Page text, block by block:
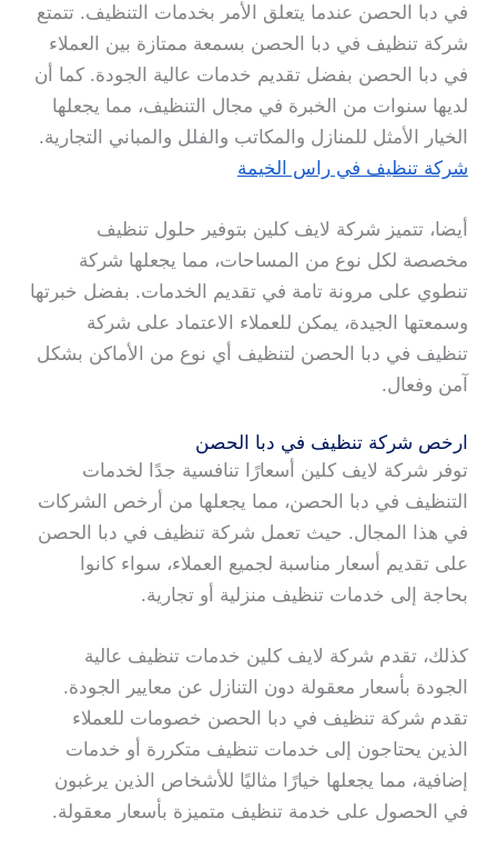
في دبا الحصن عندما يتعلق الأمر بخدمات التنظيف. تتمتع
شركة تنظيف في دبا الحصن بسمعة ممتازة بين العملاء
في دبا الحصن بفضل تقديم خدمات عالية الجودة. كما أن
لديها سنوات من الخبرة في مجال التنظيف، مما يجعلها
الخيار الأمثل للمنازل والمكاتب والفلل والمباني التجارية.
شركة تنظيف في راس الخيمة
أيضا، تتميز شركة لايف كلين بتوفير حلول تنظيف
مخصصة لكل نوع من المساحات، مما يجعلها شركة
تنطوي على مرونة تامة في تقديم الخدمات. بفضل خبرتها
وسمعتها الجيدة، يمكن للعملاء الاعتماد على شركة
تنظيف في دبا الحصن لتنظيف أي نوع من الأماكن بشكل
آمن وفعال.
ارخص شركة تنظيف في دبا الحصن
توفر شركة لايف كلين أسعارًا تنافسية جدًا لخدمات
التنظيف في دبا الحصن، مما يجعلها من أرخص الشركات
في هذا المجال. حيث تعمل شركة تنظيف في دبا الحصن
على تقديم أسعار مناسبة لجميع العملاء، سواء كانوا
بحاجة إلى خدمات تنظيف منزلية أو تجارية.
كذلك، تقدم شركة لايف كلين خدمات تنظيف عالية
الجودة بأسعار معقولة دون التنازل عن معايير الجودة.
تقدم شركة تنظيف في دبا الحصن خصومات للعملاء
الذين يحتاجون إلى خدمات تنظيف متكررة أو خدمات
إضافية، مما يجعلها خيارًا مثاليًا للأشخاص الذين يرغبون
في الحصول على خدمة تنظيف متميزة بأسعار معقولة.